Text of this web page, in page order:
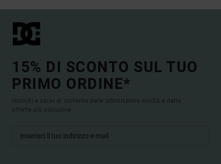
15% DI SCONTO SUL TUO
PRIMO ORDINE*
Iscriviti e sarai al corrente delle ultimissime novità e delle
offerte più esclusive.